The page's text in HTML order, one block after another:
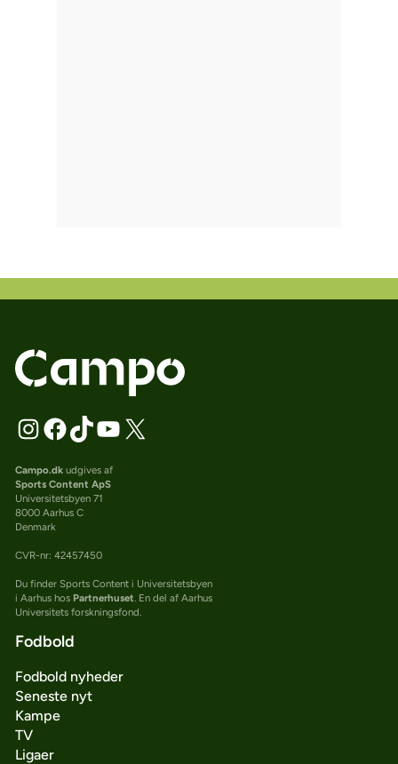
Campo.dkudgives af
Sports Content ApS
Universitetsbyen 71
8000 Aarhus C
Denmark
CVR-nr: 42457450
Du finder Sports Content i Universitetsbyen
i Aarhus hos Partnerhuset. En del af Aarhus
Universitets forskningsfond.
Fodbold
Fodbold nyheder
Seneste nyt
Kampe
TV
Ligaer